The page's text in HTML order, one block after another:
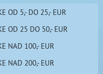
OD 5,- DO 25,- EUR
OD 25 DO 50,- EUR
NAD 100,- EUR
NAD 200,- EUR